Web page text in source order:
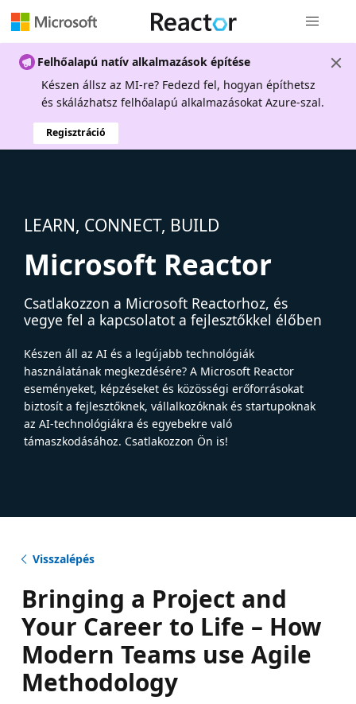
Felhőalapú natív alkalmazások építése
Készen állsz az MI-re? Fedezd fel, hogyan építhetsz
és skálázhatsz felhőalapú alkalmazásokat Azure-szal.
Regisztráció
LEARN, CONNECT, BUILD
Microsoft Reactor
Csatlakozzon a Microsoft Reactorhoz, és
vegye fel a kapcsolatot a fejlesztőkkel élőben
Készen áll az AI és a legújabb technológiák
használatának megkezdésére? A Microsoft Reactor
eseményeket, képzéseket és közösségi erőforrásokat
biztosít a fejlesztőknek, vállalkozóknak és startupoknak
az AI-technológiákra és egyebekre való
támaszkodásához. Csatlakozzon Ön is!
Visszalépés
Bringing a Project and
Your Career to Life – How
Modern Teams use Agile
Methodology